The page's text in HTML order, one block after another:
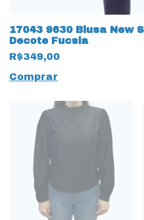
17043 9630 Blusa New
Decote Fucsia
R$349,00
Comprar